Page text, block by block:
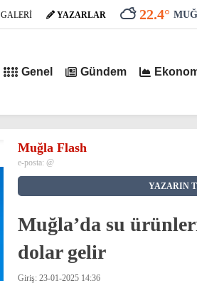
GALERİ YAZARLAR 22.4°
Genel Gündem
Muğla Flash
e-posta: @
YAZARIN
Muğla’da su
dolar gelir
Giriş: 23-01-2025 14:36